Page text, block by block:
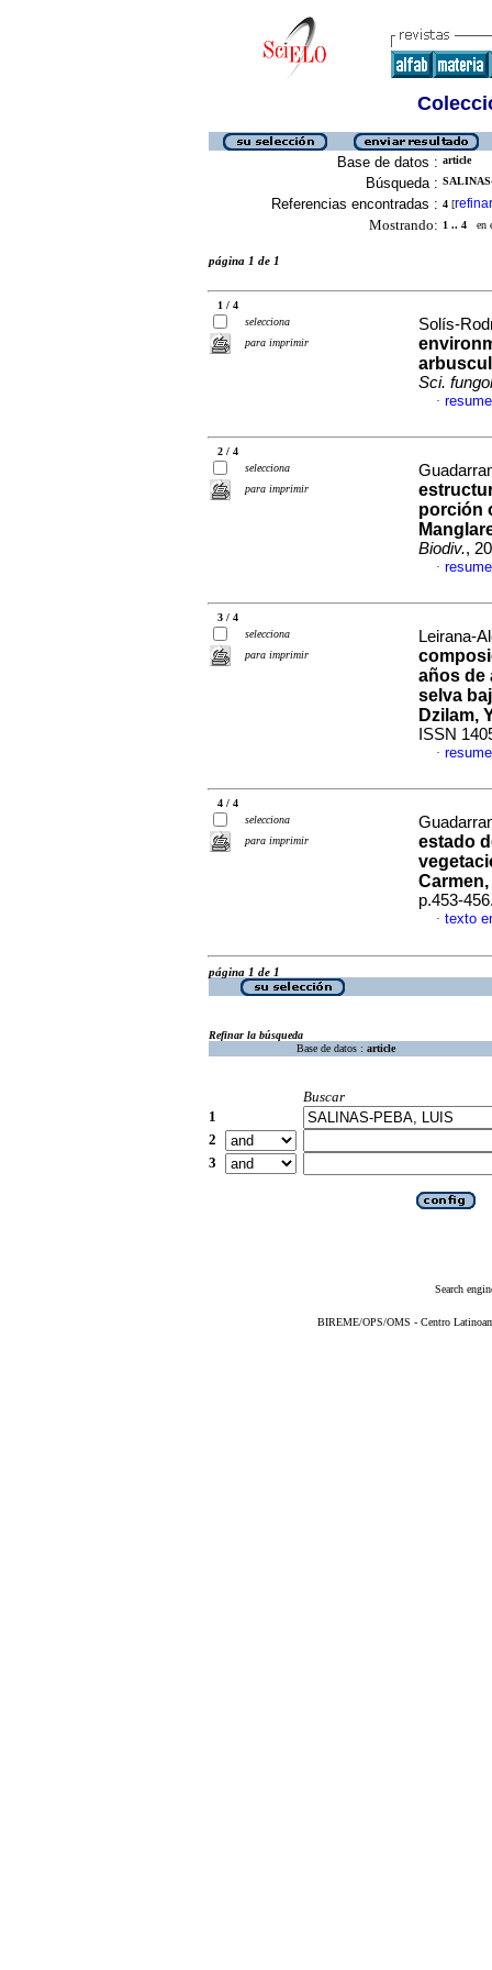
Base de datos : article
Búsqueda :
Referencias encontradas : 4 [refinar
Mostrando: 1 .. 4 en
página 1 de 1
1 / 4
selecciona
para imprimir
Solís-
Sci.
·
2 / 4
selecciona
para imprimir
porción
Biodiv.,
·
3 / 4
selecciona
para imprimir
Leirana-
años de
selva
Dzilam,
ISSN
·
4 / 4
selecciona
para imprimir
estado
p.453-
· texto
página 1 de 1
Refinar la búsqueda
Base de datos : article
Buscar
1
2
3
Search
BIREME/OPS/OMS - Centro